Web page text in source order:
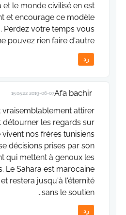
le monde civilisé en est
et encourage ce modèle
Perdez votre temps vous
pouvez rien faire d'autre.
رد
Afa bachir
2019-06-07 15:05:22
vraisemblablement attirer
détourner les regards sur
nos frères tunisiens
décisions prises par son
qui mettent à genoux les
Le Sahara est marocaine
restera jusqu'à l'éternité
sans le soutien...
رد